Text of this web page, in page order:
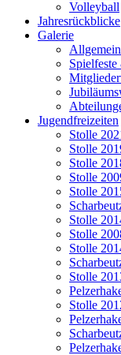
Volleyball
Jahresrückblicke
Galerie
Jugendfreizeiten
Stolle
Stolle
Stolle
Stolle
Stolle
Stolle
Stolle
Stolle
Stolle
Stolle